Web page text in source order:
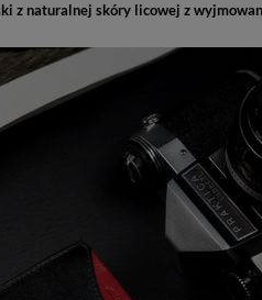
z naturalnej skóry licowej z